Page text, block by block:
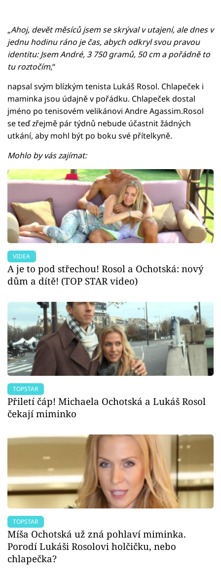
„Ahoj, devět měsíců jsem se skrýval v utajení, ale dnes v
jednu hodinu ráno je čas, abych odkryl svou pravou
identitu: Jsem André, 3 750 gramů, 50 cm a pořádně to
tu roztočím,“
napsal svým blízkým tenista Lukáš Rosol. Chlapeček i
maminka jsou údajně v pořádku. Chlapeček dostal
jméno po tenisovém velikánovi Andre Agassim.Rosol
se teď zřejmě pár týdnů nebude účastnit žádných
utkání, aby mohl být po boku své přítelkyně.
Mohlo by vás zajímat:
VIDEA
A je to pod střechou! Rosol a Ochotská: nový
dům a dítě! (TOP STAR video)
TOPSTAR
Přiletí čáp! Michaela Ochotská a Lukáš Rosol
čekají miminko
TOPSTAR
Míša Ochotská už zná pohlaví miminka.
Porodí Lukáši Rosolovi holčičku, nebo
chlapečka?